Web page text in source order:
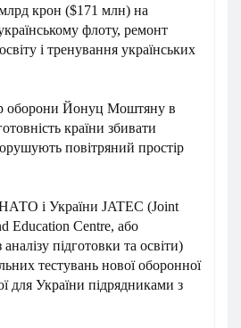
крон ($171 млн) на
флоту, ремонт
і тренування українських
оборони Йонуц Моштяну в
країни збивати
повітряний простір
і України JATEC (Joint
Education Centre, або
підготовки та освіти)
тестувань нової оборонної
для України підрядниками з